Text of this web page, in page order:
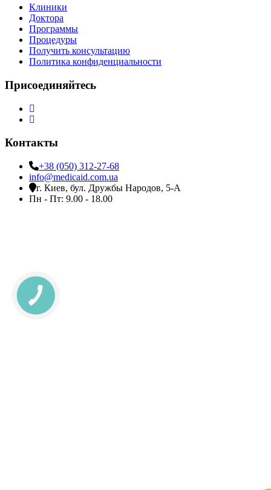
Клиники
Доктора
Программы
Процедуры
Получить консультацию
Политика конфиденциальности
Присоединяйтесь
Контакты
+38 (050) 312-27-68
info@medicaid.com.ua
г. Киев, бул. Дружбы Народов, 5-А
Пн - Пт: 9.00 - 18.00